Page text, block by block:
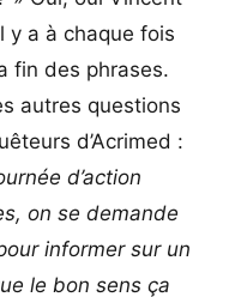
y a à chaque fois
fin des phrases.
autres questions
d’Acrimed :
d’action
on se demande
informer sur un
le bon sens ça